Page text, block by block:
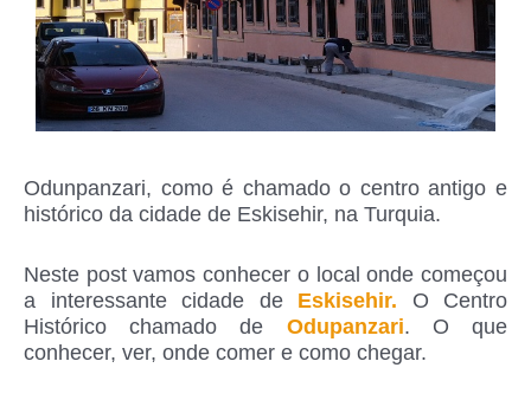
Odunpanzari, como é chamado o centro antigo e
histórico da cidade de Eskisehir, na Turquia.
Neste post vamos conhecer o local onde começou
a interessante cidade de Eskisehir. O Centro
Histórico chamado de Odupanzari. O que
conhecer, ver, onde comer e como chegar.